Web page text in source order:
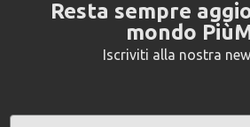
Resta sempre
mondo
Iscriviti alla nostra